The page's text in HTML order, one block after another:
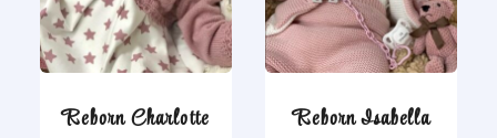
Reborn Charlotte Reborn Isabella